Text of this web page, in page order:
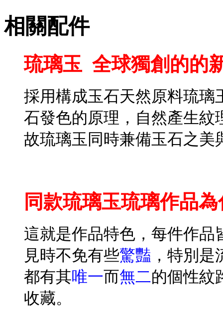
相關配件
琉璃玉 全球獨創的的
採用構成玉石天然原料琉璃
石發色的原理 ， 自然產生紋
故琉璃玉同時兼備玉石之美
同款琉璃玉琉璃作品
這就是作品特色，每件作
見時不免有些驚豔 ，特別
都有其唯一而無二的個性紋
收藏。